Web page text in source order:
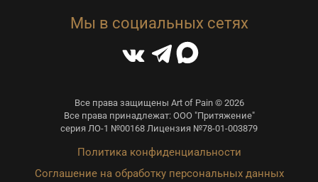
Мы в социальных сетях
Все права защищены Art of Pain © 2026
Все права принадлежат: ООО "Притяжение"
серия ЛО-1 №00168 Лицензия №78-01-003879
Политика конфиденциальности
Соглашение на обработку персональных данных